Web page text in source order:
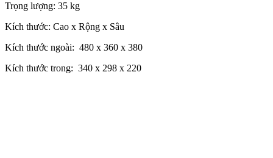
Trọng lượng: 35 kg
Kích thước: Cao x Rộng x Sâu
Kích thước ngoài: 480 x 360 x 380
Kích thước trong: 340 x 298 x 220